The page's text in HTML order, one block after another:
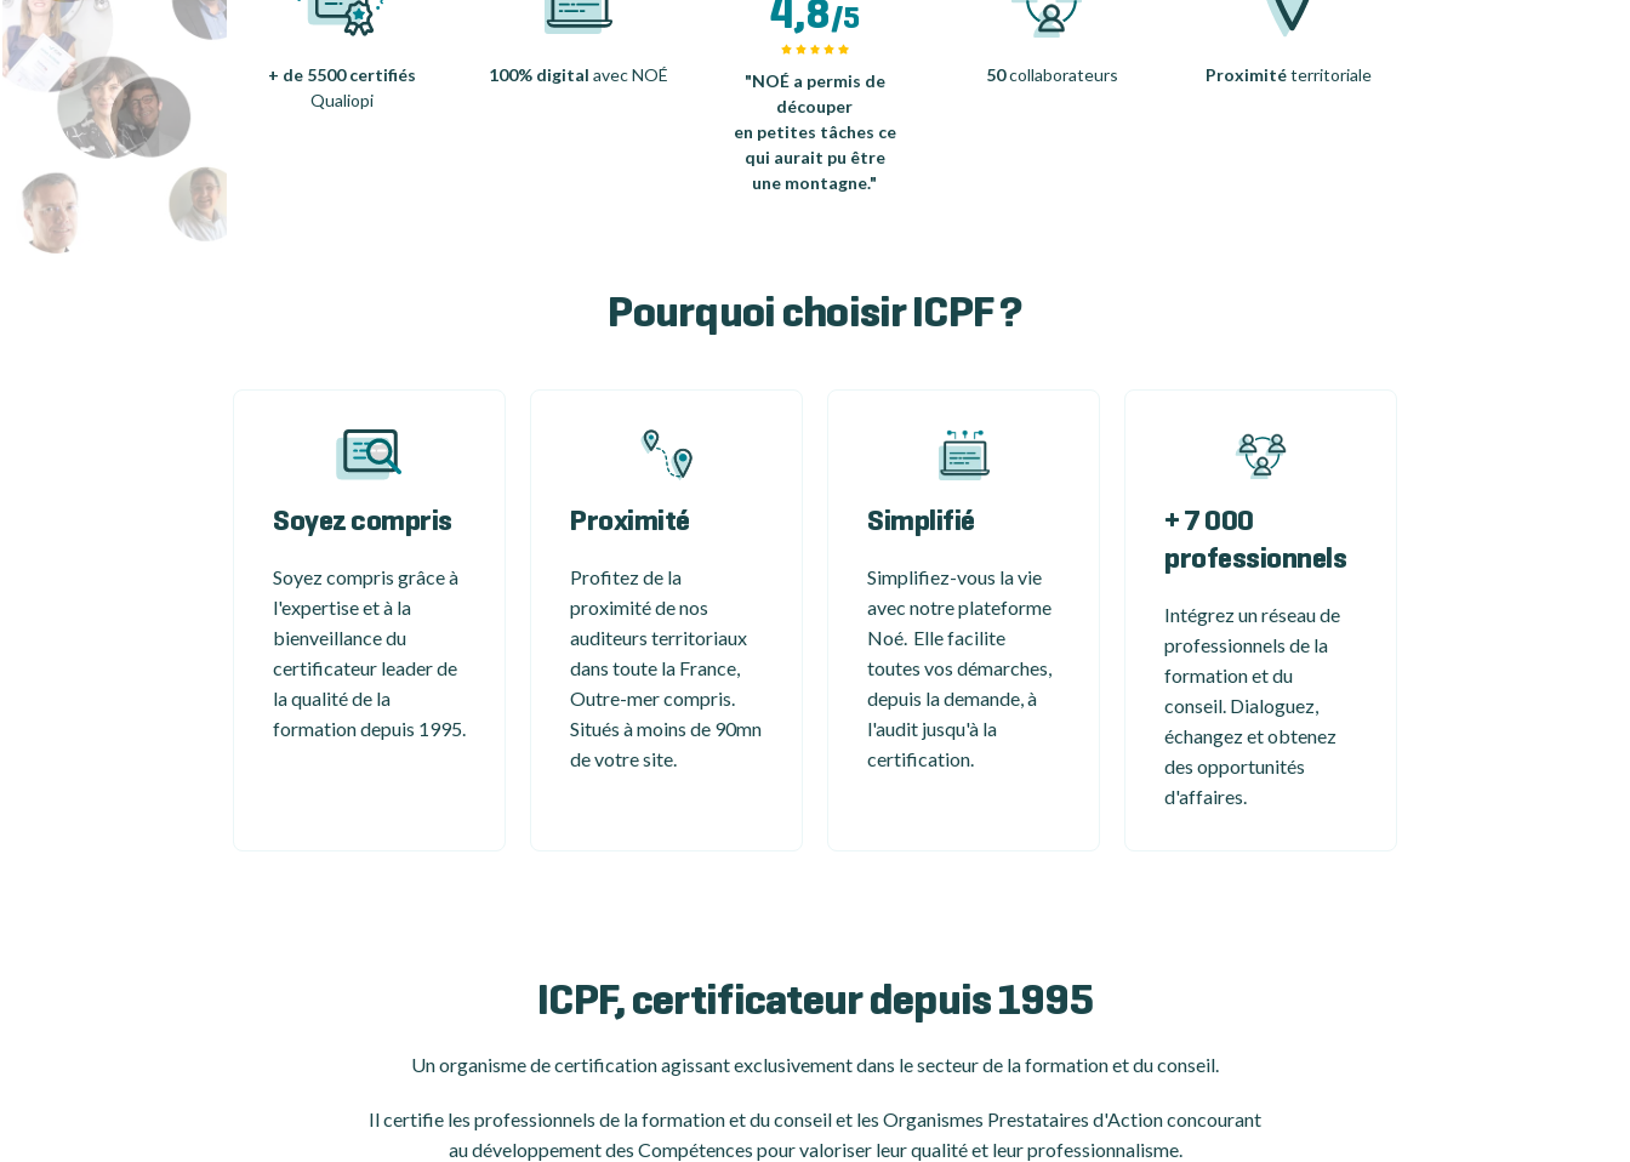
+ de 5500 certifiés
Qualiopi
100% digital avec NOÉ
4,8/5
"NOÉ a permis de
découper
en petites tâches ce
qui aurait pu être
une montagne."
50collaborateurs Proximitéterritoriale
Pourquoi choisir ICPF ?
Soyez compris
Soyez compris grâce à
l'expertise et à la
bienveillance du
certificateur leader de
la qualité de la
formation depuis 1995.
Proximité
Profitez de la
proximité de nos
auditeurs territoriaux
dans toute la France,
Outre-mer compris.
Situés à moins de 90mn
de votre site.
Simplifié
Simplifiez-vous la vie
avec notre plateforme
Noé. Elle facilite
toutes vos démarches,
depuis la demande, à
l'audit jusqu'à la
certification.
+ 7 000
professionnels
Intégrez un réseau de
professionnels de la
formation et du
conseil. Dialoguez,
échangez et obtenez
des opportunités
d'affaires.
ICPF, certificateur depuis 1995
Un organisme de certificationagissant exclusivement dans le secteur de la formation et du conseil.
Il certifie les professionnels de la formation et du conseil et les Organismes Prestataires d'Action concourant
au développement des Compétences pour valoriser leur qualité et leur professionnalisme.